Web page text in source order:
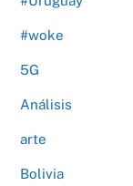
#woke
5G
Análisis
arte
Bolivia